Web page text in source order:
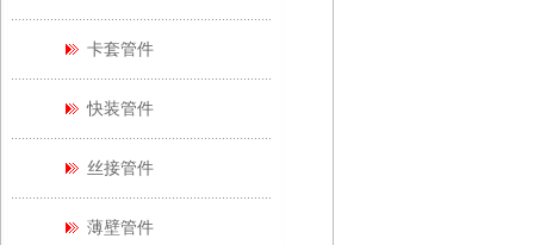
卡套管件
快装管件
丝接管件
薄壁管件